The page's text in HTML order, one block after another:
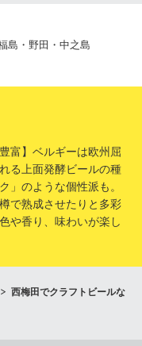
島・野田・中之島
富】ベルギーは欧州屈
る上面発酵ビールの種
」のような個性派も。
で熟成させたりと多彩
や香り、味わいが楽し
西梅田でクラフトビールな